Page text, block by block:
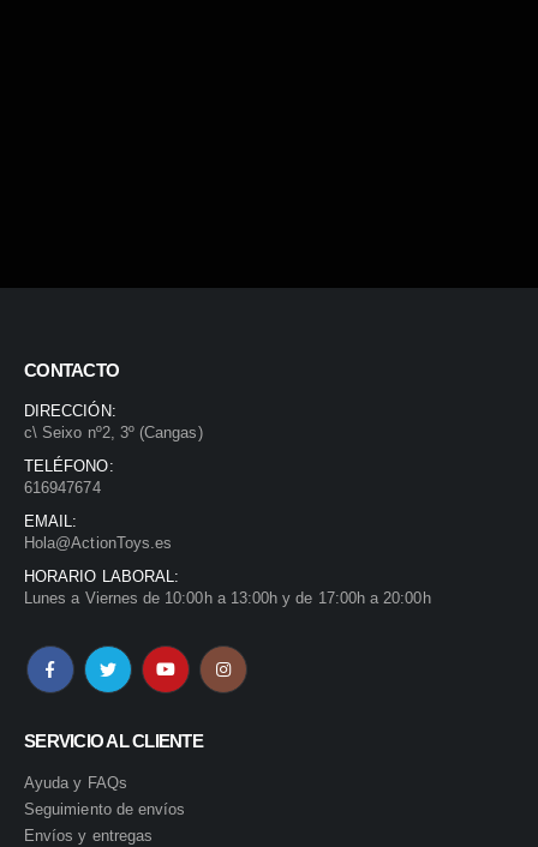
CONTACTO
DIRECCIÓN:
c\ Seixo nº2, 3º (Cangas)
TELÉFONO:
616947674
EMAIL:
Hola@ActionToys.es
HORARIO LABORAL:
Lunes a Viernes de 10:00h a 13:00h y de 17:00h a 20:00h
SERVICIO AL CLIENTE
Ayuda y FAQs
Seguimiento de envíos
Envíos y entregas